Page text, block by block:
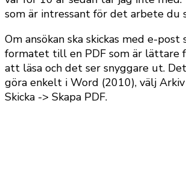
som är intressant för det arbete du
Om ansökan ska skickas med e-post
formatet till en PDF som är lättare
att läsa och det ser snyggare ut.
göra enkelt i Word (2010), välj
Skicka -> Skapa PDF.